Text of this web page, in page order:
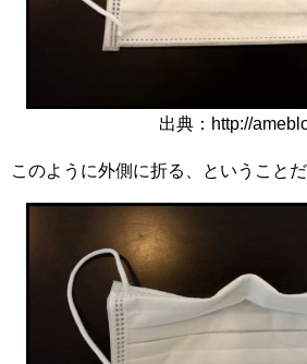
出典：http://
このように外側に折る、ということだ